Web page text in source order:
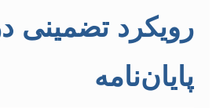
رویکرد تضمینی
پایان‌نامه